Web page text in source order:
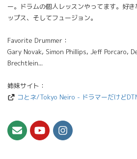
ー。ドラムの個人レッスンやってます。好
ップス、そしてフュージョン。
Favorite Drummer：
Gary Novak, Simon Phillips, Jeff Porcaro,
Brechtlein...
姉妹サイト：
コとネ/Tokyo Neiro - ドラマーだけど